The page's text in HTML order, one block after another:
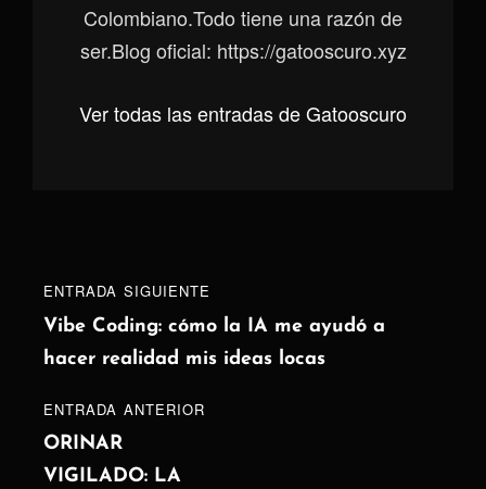
Colombiano.Todo tiene una razón de
ser.Blog oficial: https://gatooscuro.xyz
Ver todas las entradas de Gatooscuro
Navegación
de
entradas
ENTRADA
ANTERIOR
ENTRADA ANTERIOR
ORINAR
VIGILADO: LA
Entrada
siguiente
ENTRADA SIGUIENTE
Vibe Coding: cómo la IA me ayudó a
hacer realidad mis ideas locas